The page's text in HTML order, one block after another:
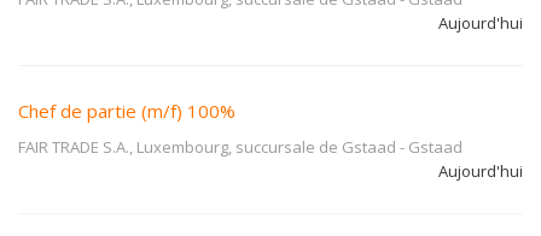
Aujourd'hui
Chef de partie (m/f) 100%
FAIR TRADE S.A., Luxembourg, succursale de Gstaad - Gstaad
Aujourd'hui